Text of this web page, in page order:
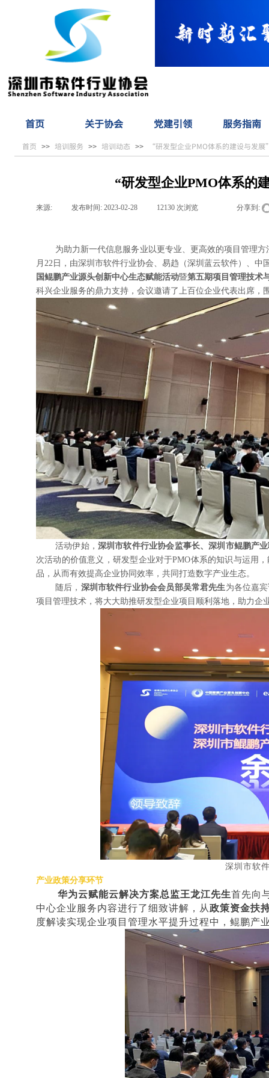
首页 关于协会 党建引领 服务指南
首页 >> 培训服务 >> 培训动态 >> “研发型企业PMO体系的建设与发
“研发型企业PMO体系的
来源: 发布时间: 2023-02-28 12130 次浏览 分享到:
为助力新一代信息服务业以更专业、更高效的项目管理
月22日，由深圳市软件行业协会、易趋（深圳蓝云软件）、
国鲲鹏产业源头创新中心生态赋能活动暨第五期项目管理技术
科兴企业服务的鼎力支持，会议邀请了上百位企业代表出席，
活动伊始， 深圳市软件行业协会监事长、深圳市鲲鹏产
次活动的价值意义，研发型企业对于PMO体系的知识与运用
品，从而有效提高企业协同效率，共同打造数字产业生态。
随后， 深圳市软件行业协会会员部吴常君先生 为各位嘉
项目管理技术，将大大助推研发型企业项目顺利落地，助力企
深圳市软
产业政策分享环节
华为云赋能云解决方案总监王龙江先生首先向
中心企业服务内容进行了细致讲解，从政策资金扶
度解读实现企业项目管理水平提升过程中，鲲鹏产